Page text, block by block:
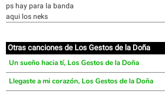
ps hay para la banda
aqui los neks
Otras canciones de Los Gestos de la Doña
Un sueño hacia tí, Los Gestos de la Doña
Llegaste a mi corazón, Los Gestos de la Doña